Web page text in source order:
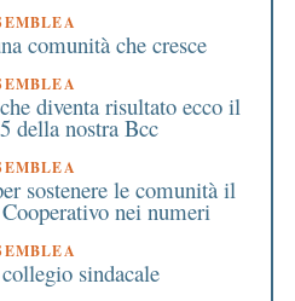
comunità che cresce
diventa risultato ecco il
della nostra Bcc
sostenere le comunità il
nei numeri
sindacale